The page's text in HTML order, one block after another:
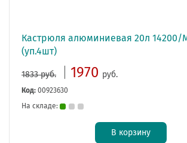
Кастрюля алюминиевая 20л
(уп.4шт)
1833 руб. 1970 руб.
Код: 00923630
На складе:
В корзину